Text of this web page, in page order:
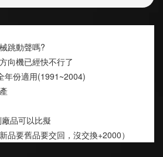
跳動聲嗎?
向機已經快不行了
年份適用(1991~2004)
品可以比擬
品要舊品要交回，沒交換+2000）